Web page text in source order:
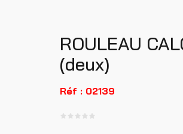
ROULEAU
(deux)
Réf : 02139